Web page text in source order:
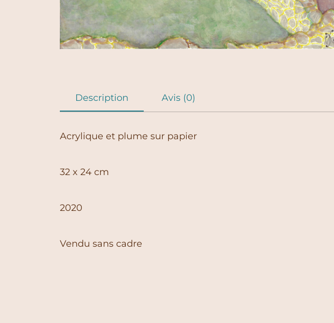
Description Avis (0)
Acrylique et plume sur papier
32 x 24 cm
2020
Vendu sans cadre